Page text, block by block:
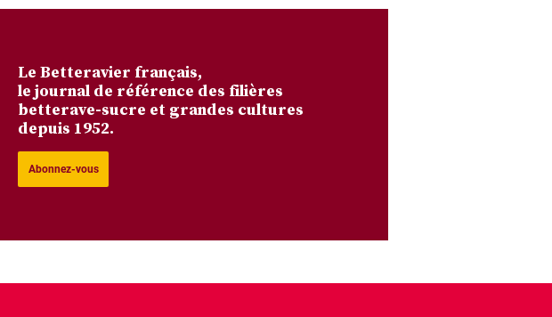
Le Betteravier français,
le journal de référence des filières
betterave-sucre et grandes cultures
depuis 1952.
Abonnez-vous